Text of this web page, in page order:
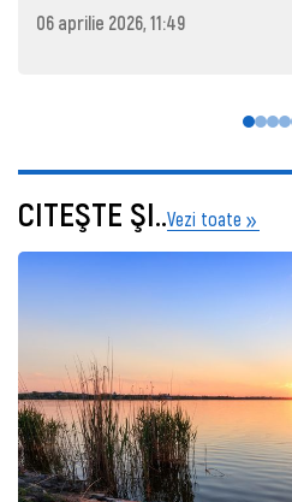
06 aprilie 2026, 11:49
CITEŞTE ŞI..Vezi toate